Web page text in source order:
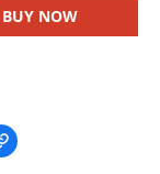
BUY NOW